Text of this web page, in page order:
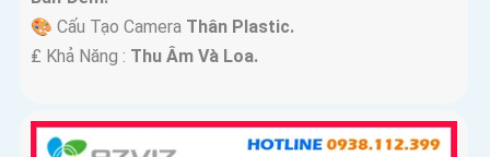
🎨 Cấu Tạo Camera Thân Plastic.
️₤ Khả Năng : Thu Âm Và Loa.